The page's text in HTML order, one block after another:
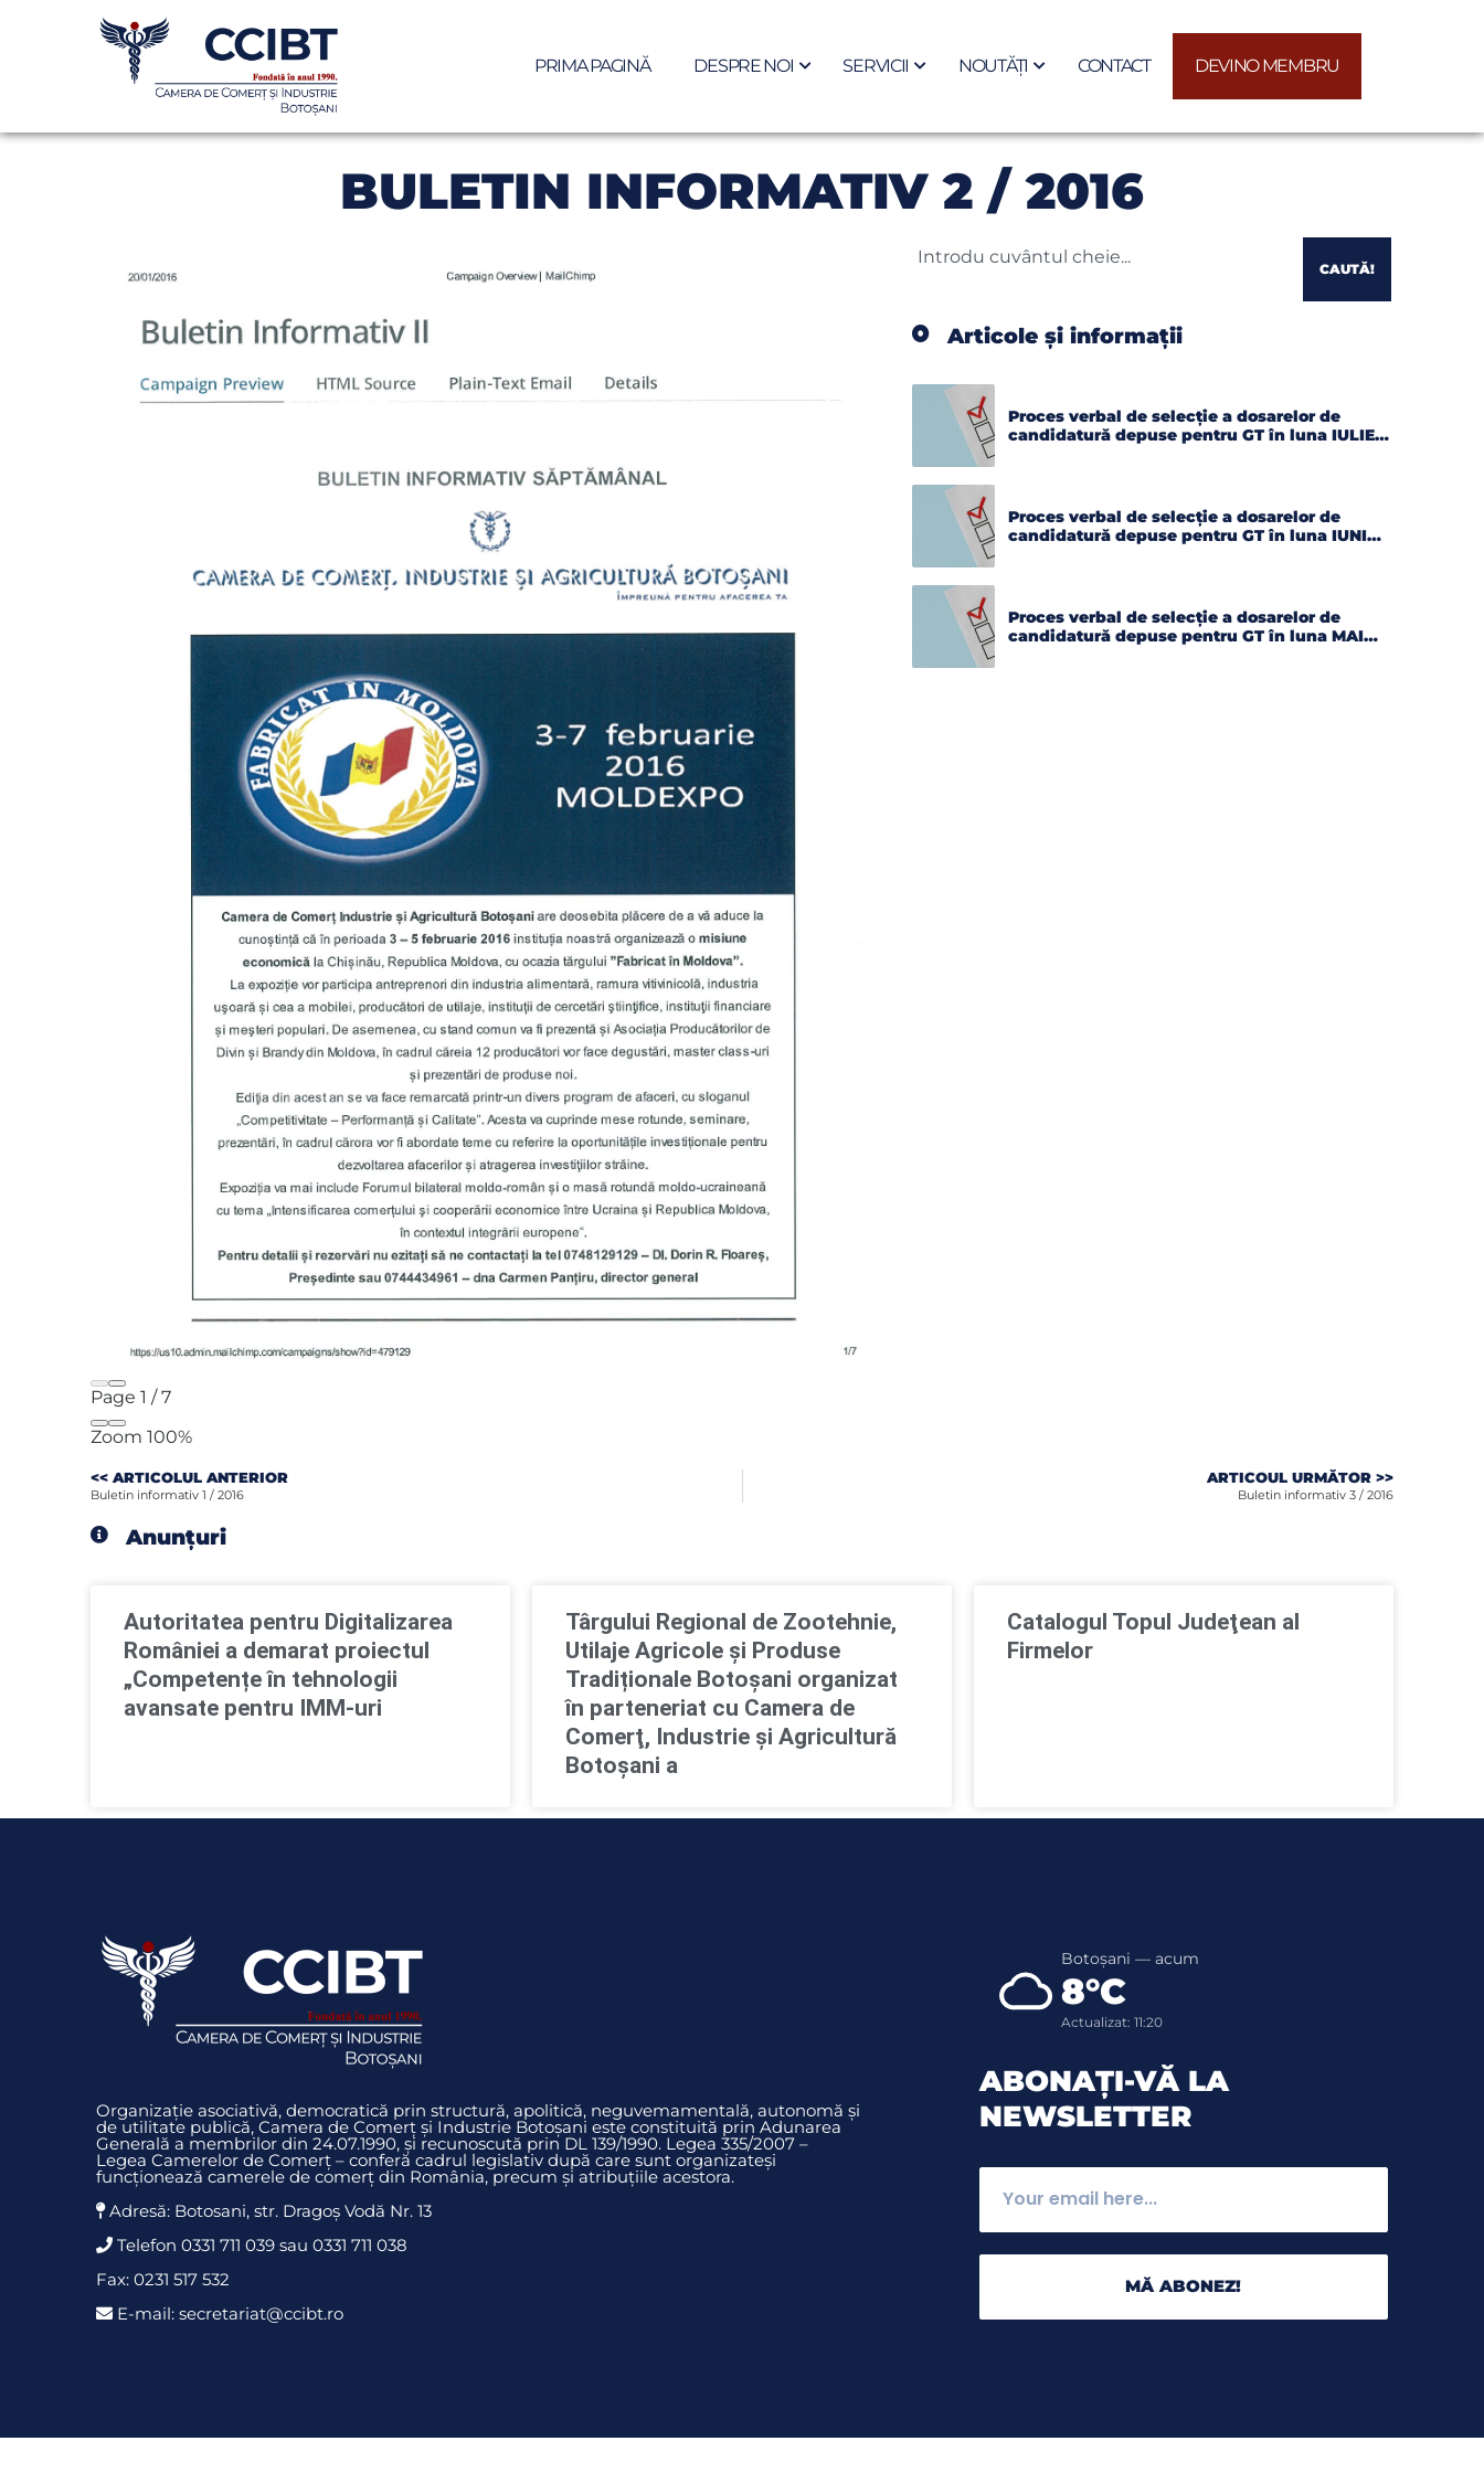
PRIMA PAGINĂ DESPRE NOI SERVICII NOUTĂȚI CONTACT DEVINO MEMBRU
BULETIN INFORMATIV 2 / 2016
Page 1 /7
Zoom 100%
CAUTĂ!
Articole și informații
Proces verbal de selecție a dosarelor de
candidatură depuse pentru GT în luna IULIE
Proces verbal de selecție a dosarelor de
candidatură depuse pentru GT în luna IUNIE
Proces verbal de selecție a dosarelor de
candidatură depuse pentru GT în luna MAI
<< ARTICOLUL ANTERIOR
Buletin informativ 1 / 2016
ARTICOUL URMĂTOR >>
Buletin informativ 3 / 2016
Anunțuri
Autoritatea pentru Digitalizarea
României a demarat proiectul
„Competențe în tehnologii
avansate pentru IMM-uri
Târgului Regional de Zootehnie,
Utilaje Agricole și Produse
Tradiționale Botoșani organizat
în parteneriat cu Camera de
Comerţ, Industrie şi Agricultură
Botoşani a
Catalogul Topul Judeţean al
Firmelor
Organizație asociativă, democratică prin structură, apolitică, neguvemamentală, autonomă și
de utilitate publică, Camera de Comerț și Industrie Botoșani este constituită prin Adunarea
Generală a membrilor din 24.07.1990, și recunoscută prin DL 139/1990. Legea 335/2007 –
Legea Camerelor de Comerț – conferă cadrul legislativ după care sunt organizateși
funcționează camerele de comerț din România, precum și atribuțiile acestora.
Adresă: Botosani, str. Dragoş Vodă Nr. 13
Telefon 0331 711 039 sau 0331 711 038
Fax: 0231 517 532
E-mail: secretariat@ccibt.ro
Botoșani — acum
8°C
Actualizat: 11:20
ABONAȚI-VĂ LA
NEWSLETTER
MĂ ABONEZ!